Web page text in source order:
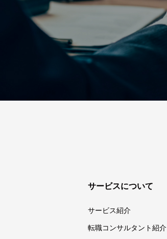
サービスについて
サービス紹介
転職コンサルタント紹介